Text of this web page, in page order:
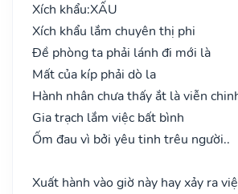
Xích khẩu:XẤU
Xích khẩu lắm chuyên thị phi
Đề phòng ta phải lánh đi mới là
Mất của kíp phải dò la
Hành nhân chưa thấy ắt là viễn
Gia trạch lắm việc bất bình
Ốm đau vì bởi yêu tinh trêu người..
Xuất hành vào giờ này hay xảy ra